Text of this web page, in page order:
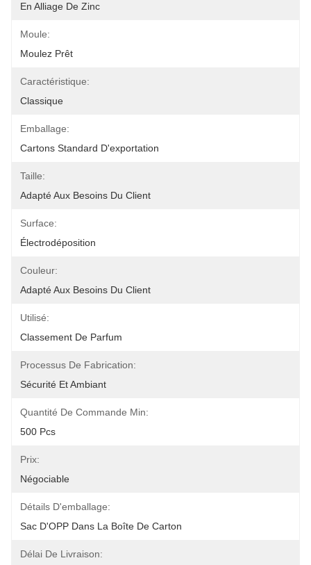
En Alliage De Zinc
Moule:
Moulez Prêt
Caractéristique:
Classique
Emballage:
Cartons Standard D'exportation
Taille:
Adapté Aux Besoins Du Client
Surface:
Électrodéposition
Couleur:
Adapté Aux Besoins Du Client
Utilisé:
Classement De Parfum
Processus De Fabrication:
Sécurité Et Ambiant
Quantité De Commande Min:
500 Pcs
Prix:
Négociable
Détails D'emballage:
Sac D'OPP Dans La Boîte De Carton
Délai De Livraison: